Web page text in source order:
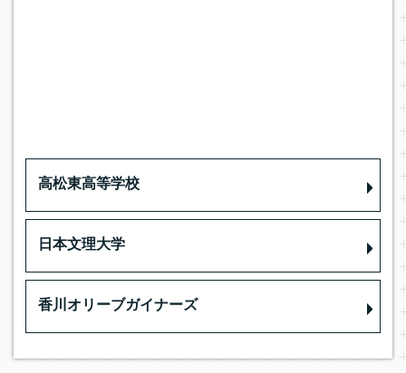
高松東高等学校
日本文理大学
香川オリーブガイナーズ